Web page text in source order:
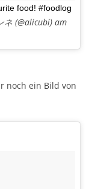
food! #foodlog
ネ (@alicubi) am
noch ein Bild von